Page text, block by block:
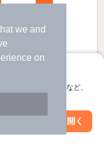
we and
on
部屋探し
やお気に入り保存など、
アプリを開く
都線）
）
絞り込み条件を変更